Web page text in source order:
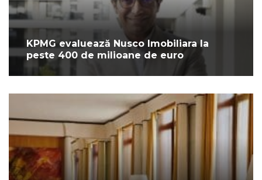
KPMG evaluează Nusco Imobiliara la
peste 400 de milioane de euro